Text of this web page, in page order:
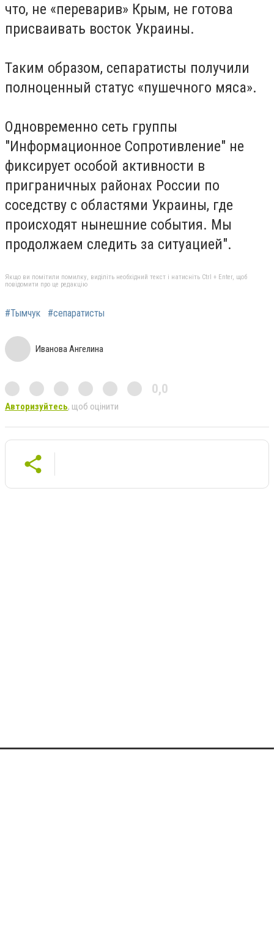
что, не «переварив» Крым, не готова
присваивать восток Украины.
Таким образом, сепаратисты получили
полноценный статус «пушечного мяса».
Одновременно сеть группы
"Информационное Сопротивление" не
фиксирует особой активности в
приграничных районах России по
соседству с областями Украины, где
происходят нынешние события. Мы
продолжаем следить за ситуацией".
Якщо ви помітили помилку, виділіть необхідний текст і натисніть Ctrl + Enter, щоб
повідомити про це редакцію
#Тымчук #сепаратисты
Иванова Ангелина
0,0
Авторизуйтесь, щоб оцінити